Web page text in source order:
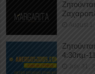
August
4:30πμ-
July 31,